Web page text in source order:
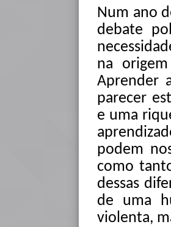
Num ano
debate
na
Aprender
parecer
e uma
podem
como
dessas
de uma
violenta,